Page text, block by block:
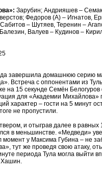
Зарубин; Андрияшев –
Федоров (А) – Игнатов,
– Шутяев, Теренин –
Валуев – Кудинов –
завершила домашнюю серию
Встреча с оппонентами из
на 15 секунде Семён Белогуров
для «Академии Михайлова»
характер – гости на 5 минут
не пропустили.
и отыграв далее в равных
в меньшинстве. «Медведи»
момент у Максима Губина – не
тут же проведя свою атаку,
периода Тула могла выйти
Хашин.